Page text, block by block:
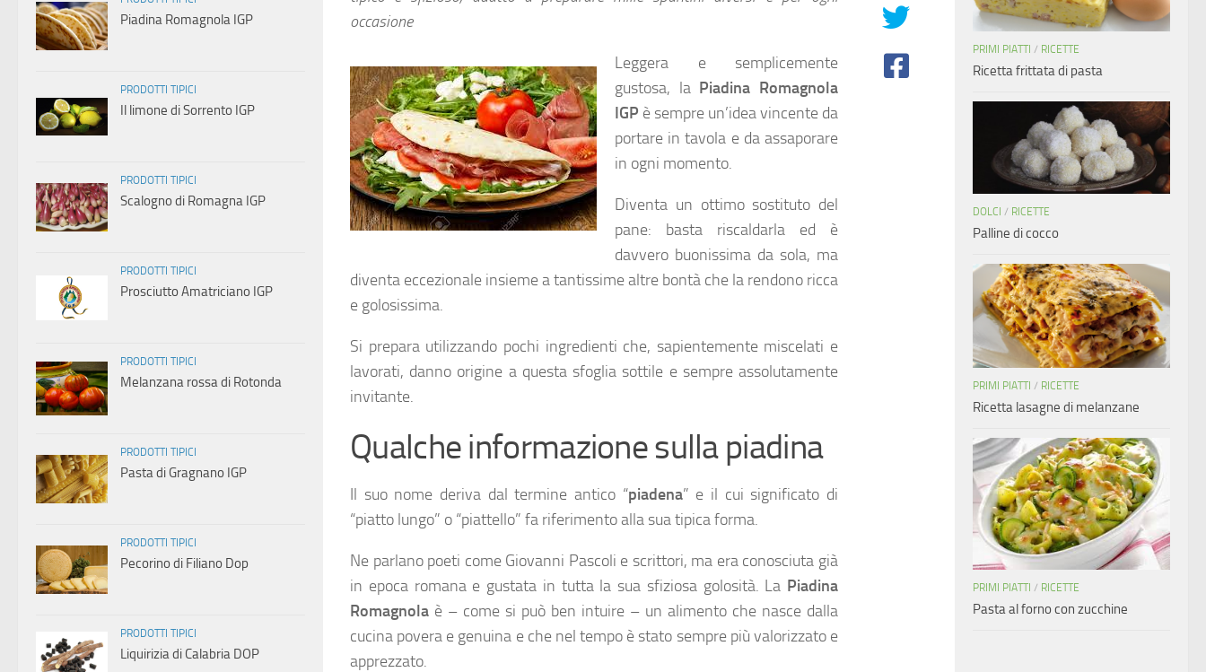
occasione
Leggera e semplicemente
gustosa, la Piadina Romagnola
IGP è sempre un’idea vincente da
portare in tavola e da assaporare
in ogni momento.
Diventa un ottimo sostituto del
pane: basta riscaldarla ed è
davvero buonissima da sola, ma
diventa eccezionale insieme a tantissime altre bontà che la rendono ricca
e golosissima.
Si prepara utilizzando pochi ingredienti che, sapientemente miscelati e
lavorati, danno origine a questa sfoglia sottile e sempre assolutamente
invitante.
Qualche informazione sulla piadina
Il suo nome deriva dal termine antico “piadena” e il cui significato di
“piatto lungo” o “piattello” fa riferimento alla sua tipica forma.
Ne parlano poeti come Giovanni Pascoli e scrittori, ma era conosciuta già
in epoca romana e gustata in tutta la sua sfiziosa golosità. La Piadina
Romagnola è – come si può ben intuire – un alimento che nasce dalla
cucina povera e genuina e che nel tempo è stato sempre più valorizzato e
apprezzato.
Piadina Romagnola IGP
PRODOTTI TIPICI
Il limone di Sorrento IGP
PRODOTTI TIPICI
Scalogno di Romagna IGP
PRODOTTI TIPICI
Prosciutto Amatriciano IGP
PRODOTTI TIPICI
Melanzana rossa di Rotonda
PRODOTTI TIPICI
Pasta di Gragnano IGP
PRODOTTI TIPICI
Pecorino di Filiano Dop
PRODOTTI TIPICI
Liquirizia di Calabria DOP
PRIMI PIATTI / RICETTE
Ricetta frittata di pasta
DOLCI / RICETTE
Palline di cocco
PRIMI PIATTI / RICETTE
Ricetta lasagne di melanzane
PRIMI PIATTI / RICETTE
Pasta al forno con zucchine